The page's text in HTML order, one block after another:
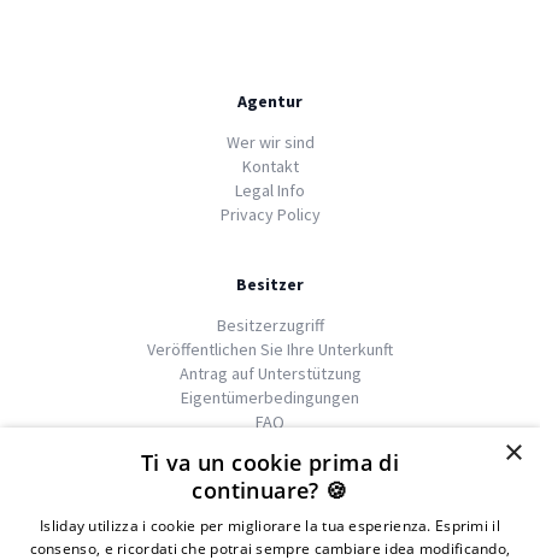
Agentur
Wer wir sind
Kontakt
Legal Info
Privacy Policy
Besitzer
Besitzerzugriff
Veröffentlichen Sie Ihre Unterkunft
Antrag auf Unterstützung
Eigentümerbedingungen
FAQ
We islands
×
Ti va un cookie prima di
continuare? 🍪
Isliday utilizza i cookie per migliorare la tua esperienza. Esprimi il
consenso, e ricordati che potrai sempre cambiare idea modificando,